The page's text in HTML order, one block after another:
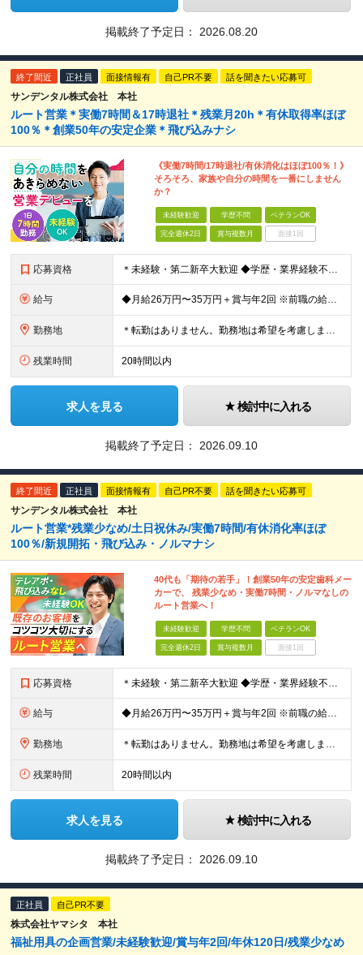
掲載終了予定日： 2026.08.20
終了間近 正社員 面接情報有 自己PR不要 話を聞きたい応募可
サンデンタル株式会社 本社
ルート営業＊実働7時間＆17時退社＊残業月20h＊有休取得率ほぼ
100％＊創業50年の安定企業＊飛び込みナシ
《実働7時間/17時退社/有休消化はほぼ100％！》
そろそろ、家族や自分の時間を一番にしません
か？
未経験歓迎 学歴不問 ベテランOK
完全週休2日 賞与複数月 面接1回
応募資格 ＊未経験・第二新卒大歓迎 ◆学歴・業界経験不問 ◆普通自動車免許（AT限定可）をお持ちの方 ★求める人物像： ・明るく丁寧なコミュニケーションが取れる方 ・安定企業でプライベートと両立して長く働き
給与 ◆月給26万円〜35万円＋賞与年2回 ※前職の給与・経験・年齢を最大限考慮し、決定します。 ※新給与テーブルが稼働。目標の達成度や日頃の行動プロセスを正当に評価します。 ※給与には下記手当が含まれます
勤務地 ＊転勤はありません。勤務地は希望を考慮します。 【東京営業所】 東京都台東区上野3丁目7番3号 【大阪本社】 大阪市中央区南船場4丁目8番9号 (変更の範囲)上記を除く当社関連勤務地
残業時間 20時間以内
求人を見る 検討中に入れる
掲載終了予定日： 2026.09.10
終了間近 正社員 面接情報有 自己PR不要 話を聞きたい応募可
サンデンタル株式会社 本社
ルート営業*残業少なめ/土日祝休み/実働7時間/有休消化率ほぼ
100％/新規開拓・飛び込み・ノルマナシ
40代も「期待の若手」！創業50年の安定歯科メー
カーで、 残業少なめ・実働7時間・ノルマなしの
ルート営業へ！
未経験歓迎 学歴不問 ベテランOK
完全週休2日 賞与複数月 面接1回
応募資格 ＊未経験・第二新卒大歓迎 ◆学歴・業界経験不問 ◆普通自動車免許（AT限定可）をお持ちの方 ★求める人物像： ・明るく丁寧なコミュニケーションが取れる方 ・安定企業でプライベートと両立して長く働き
給与 ◆月給26万円〜35万円＋賞与年2回 ※前職の給与・経験・年齢を最大限考慮し、決定します。 ※新給与テーブルが稼働。目標の達成度や日頃の行動プロセスを正当に評価します。 ※給与には下記手当が含まれます
勤務地 ＊転勤はありません。勤務地は希望を考慮します。 【東京営業所】 東京都台東区上野3丁目7番3号 【大阪本社】 大阪市中央区南船場4丁目8番9号 (変更の範囲)上記を除く当社関連勤務地
残業時間 20時間以内
求人を見る 検討中に入れる
掲載終了予定日： 2026.09.10
正社員 自己PR不要
株式会社ヤマシタ 本社
福祉用具の企画営業/未経験歓迎/賞与年2回/年休120日/残業少なめ